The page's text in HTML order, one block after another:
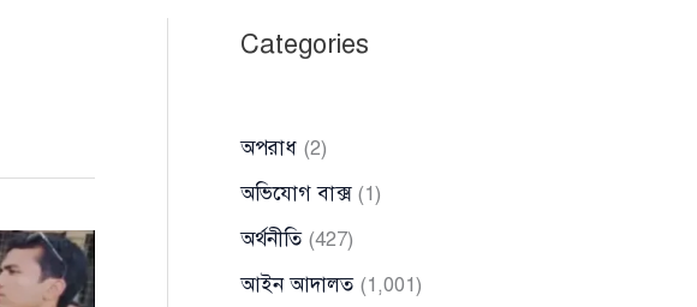
Categories
অপরাধ (2)
অভিযোগ বাক্স(1)
অর্থনীতি(427)
আইন আদালত(1,001)